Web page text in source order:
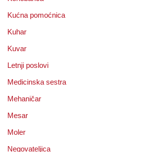
Kućna pomoćnica
Kuhar
Kuvar
Letnji poslovi
Medicinska sestra
Mehaničar
Mesar
Moler
Negovateljica